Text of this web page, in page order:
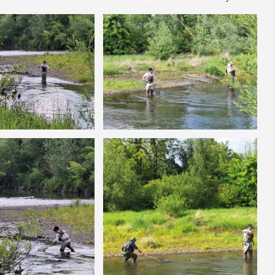
–
w Miejskiej
tomu
-
14
CZERWIEC
Cały dzień
„Oddaj krew-
Uratuj życie”
W niedzielę 14 czerwca na plaży
trawiastej na myślenickim Zarabiu
odbędzie się druga edycja wydarzenia
"Oddaj krew-Uratuj życie" łączące akcję
krwiodawstwa ze zlotem samochodów
pożarniczych. Organizatorami ...